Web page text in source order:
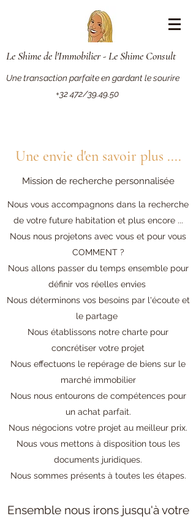
Le Shime de l'Immobilier - Le Shime Consult
Une transaction parfaite en gardant le sourire
+32 472/39.49.50
Une envie d'en savoir plus ....
Mission de recherche personnalisée
Nous vous accompagnons dans la recherche
de votre future habitation et plus encore ...
Nous nous projetons avec vous et pour vous
COMMENT ?
Nous allons passer du temps ensemble pour
définir vos réelles envies
Nous déterminons vos besoins par l'écoute et
le partage
Nous établissons notre charte pour
concrétiser votre projet
Nous effectuons le repérage de biens sur le
marché immobilier
Nous nous entourons de compétences pour
un achat parfait.
Nous négocions votre projet au meilleur prix.
Nous vous mettons à disposition tous les
documents juridiques.
Nous sommes présents à toutes les étapes.
Ensemble nous irons jusqu'à votre